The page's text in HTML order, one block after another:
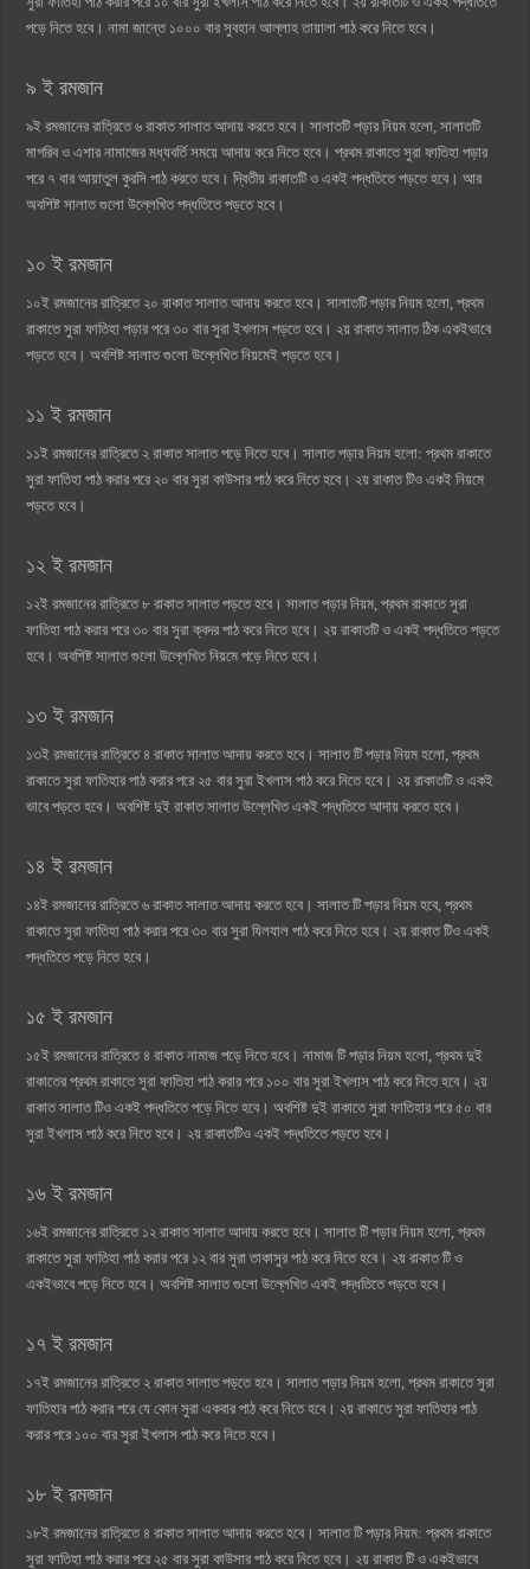
পড়ে নিতে হবে। নামা জান্তে ১০০০ বার সুবহান আল্লাহ তায়ালা পাঠ করে নিতে হবে।
৯ ই রমজান
৯ই রমজানের রাত্রিতে ৬ রাকাত সালাত আদায় করতে হবে। সালাতটি পড়ার নিয়ম হলো, সালাতটি
মাগরিব ও এশার নামাজের মধ্যবর্তি সময়ে আদায় করে নিতে হবে। প্রথম রাকাতে সুরা ফাতিহা পড়ার
পরে ৭ বার আয়াতুল কুরসি পাঠ করতে হবে। দ্বিতীয় রাকাতটি ও একই পদ্ধতিতে পড়তে হবে। আর
অবশিষ্ট সালাত গুলো উল্লেখিত পদ্ধতিতে পড়তে হবে।
১০ ই রমজান
১০ই রমজানের রাত্রিতে ২০ রাকাত সালাত আদায় করতে হবে। সালাতটি পড়ার নিয়ম হলো, প্রথম
রাকাতে সুরা ফাতিহা পড়ার পরে ৩০ বার সুরা ইখলাস পড়তে হবে। ২য় রাকাত সালাত ঠিক একইভাবে
পড়তে হবে। অবশিষ্ট সালাত গুলো উল্লেখিত নিয়মেই পড়তে হবে।
১১ ই রমজান
১১ই রমজানের রাত্রিতে ২ রাকাত সালাত পড়ে নিতে হবে। সালাত পড়ার নিয়ম হলো: প্রথম রাকাতে
সুরা ফাতিহা পাঠ করার পরে ২০ বার সুরা কাউসার পাঠ করে নিতে হবে। ২য় রাকাত টিও একই নিয়মে
পড়তে হবে।
১২ ই রমজান
১২ই রমজানের রাত্রিতে ৮ রাকাত সালাত পড়তে হবে। সালাত পড়ার নিয়ম, প্রথম রাকাতে সুরা
ফাতিহা পাঠ করার পরে ৩০ বার সুরা ক্বদর পাঠ করে নিতে হবে। ২য় রাকাতটি ও একই পদ্ধতিতে পড়তে
হবে। অবশিষ্ট সালাত গুলো উল্লেখিত নিয়মে পড়ে নিতে হবে।
১৩ ই রমজান
১৩ই রমজানের রাত্রিতে ৪ রাকাত সালাত আদায় করতে হবে। সালাত টি পড়ার নিয়ম হলো, প্রথম
রাকাতে সুরা ফাতিহার পাঠ করার পরে ২৫ বার সুরা ইখলাস পাঠ করে নিতে হবে। ২য় রাকাতটি ও একই
ভাবে পড়তে হবে। অবশিষ্ট দুই রাকাত সালাত উল্লেখিত একই পদ্ধতিতে আদায় করতে হবে।
১৪ ই রমজান
১৪ই রমজানের রাত্রিতে ৬ রাকাত সালাত আদায় করতে হবে। সালাত টি পড়ার নিয়ম হবে, প্রথম
রাকাতে সুরা ফাতিহা পাঠ করার পরে ৩০ বার সুরা যিলযাল পাঠ করে নিতে হবে। ২য় রাকাত টিও একই
পদ্ধতিতে পড়ে নিতে হবে।
১৫ ই রমজান
১৫ই রমজানের রাত্রিতে ৪ রাকাত নামাজ পড়ে নিতে হবে। নামাজ টি পড়ার নিয়ম হলো, প্রথম দুই
রাকাতের প্রথম রাকাতে সুরা ফাতিহা পাঠ করার পরে ১০০ বার সুরা ইখলাস পাঠ করে নিতে হবে। ২য়
রাকাত সালাত টিও একই পদ্ধতিতে পড়ে নিতে হবে। অবশিষ্ট দুই রাকাতে সুরা ফাতিহার পরে ৫০ বার
সুরা ইখলাস পাঠ করে নিতে হবে। ২য় রাকাতটিও একই পদ্ধতিতে পড়তে হবে।
১৬ ই রমজান
১৬ই রমজানের রাত্রিতে ১২ রাকাত সালাত আদায় করতে হবে। সালাত টি পড়ার নিয়ম হলো, প্রথম
রাকাতে সুরা ফাতিহা পাঠ করার পরে ১২ বার সুরা তাকাসুর পাঠ করে নিতে হবে। ২য় রাকাত টি ও
একইভাবে পড়ে নিতে হবে। অবশিষ্ট সালাত গুলো উল্লেখিত একই পদ্ধতিতে পড়তে হবে।
১৭ ই রমজান
১৭ই রমজানের রাত্রিতে ২ রাকাত সালাত পড়তে হবে। সালাত পড়ার নিয়ম হলো, প্রথম রাকাতে সুরা
ফাতিহার পাঠ করার পরে যে কোন সুরা একবার পাঠ করে নিতে হবে। ২য় রাকাতে সুরা ফাতিহার পাঠ
করার পরে ১০০ বার সুরা ইখলাস পাঠ করে নিতে হবে।
১৮ ই রমজান
১৮ই রমজানের রাত্রিতে ৪ রাকাত সালাত আদায় করতে হবে। সালাত টি পড়ার নিয়ম: প্রথম রাকাতে
সুরা ফাতিহা পাঠ করার পরে ২৫ বার সুরা কাউসার পাঠ করে নিতে হবে। ২য় রাকাত টি ও একইভাবে